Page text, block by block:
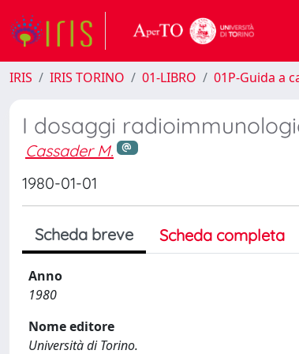
IRIS IRIS TORINO 01-LIBRO 01P-Guida a
I dosaggi
Cassader M.
1980-01-01
Scheda breve Scheda completa
Anno
1980
Nome editore
Università di Torino.